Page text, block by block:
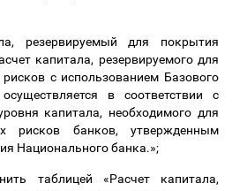
резервируемый для покрытия
капитала, резервируемого для
с использованием Базового
в соответствии с
капитала, необходимого для
рисков банков, утвержденным
Национального банка.»;
таблицей «Расчет капитала,